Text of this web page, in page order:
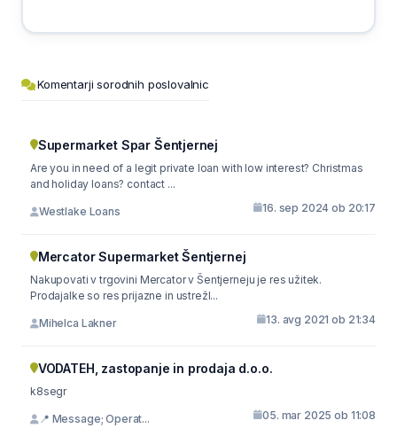
Komentarji sorodnih poslovalnic
Supermarket Spar Šentjernej
Are you in need of a legit private loan with low interest? Christmas
and holiday loans? contact ...
Westlake Loans 16. sep 2024 ob 20:17
Mercator Supermarket Šentjernej
Nakupovati v trgovini Mercator v Šentjerneju je res užitek.
Prodajalke so res prijazne in ustrežl...
Mihelca Lakner 13. avg 2021 ob 21:34
VODATEH, zastopanje in prodaja d.o.o.
k8segr
📍 Message; Operat... 05. mar 2025 ob 11:08